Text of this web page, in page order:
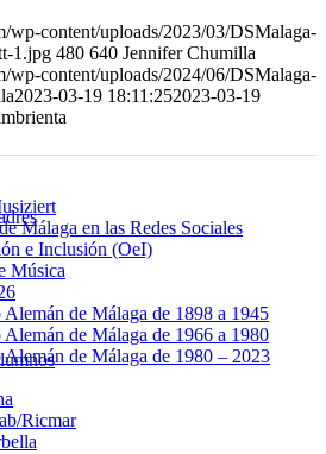
wp-content/uploads/2023/03/DSMalaga-
1.jpg 480 640 Jennifer Chumilla
wp-content/uploads/2024/06/DSMalaga-
2023-03-19 18:11:252023-03-19
Málaga en las Redes Sociales
e Inclusión (OeI)
Música
de Málaga de 1898 a 1945
de Málaga de 1966 a 1980
de Málaga de 1980 – 2023
Ricmar